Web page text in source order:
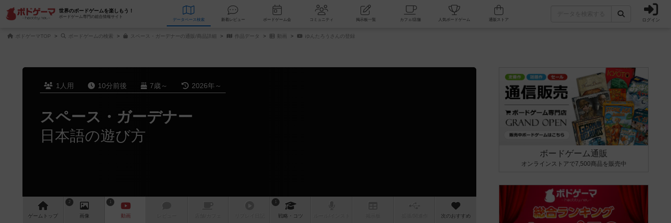
世界のボードゲームを楽しもう！
ボードゲーム専門の総合情報サイト
データベース 検索 新着レビュー ボードゲーム会 コミュニティ 掲示板一覧 カフェ/店舗 人気ボードゲーム ログイン
ボドゲーマTOP ボードゲームの検索 スペース・ガーデナーの通販/商品詳細 作品データ 動画 ゆんたろうさんの登録
1人用 10分前後 7歳～ 2026年～
スペース・ガーデナー
日本語の遊び方
ゲーム トップ
2
画像
1
動画
1
戦略 ・コツ 次のおすすめ
ボードゲーム通販
オンラインストアで7,500商品を販売中